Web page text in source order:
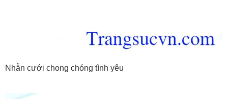
Nhẫn cưới chong chóng tình yêu